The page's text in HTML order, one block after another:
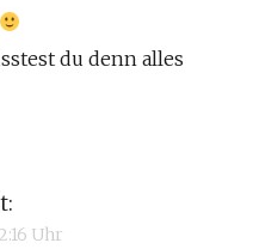
du denn alles
Uhr